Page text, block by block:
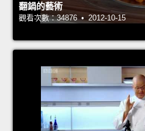
翻鍋的藝術
觀看次數：34876 • 2012-10-15